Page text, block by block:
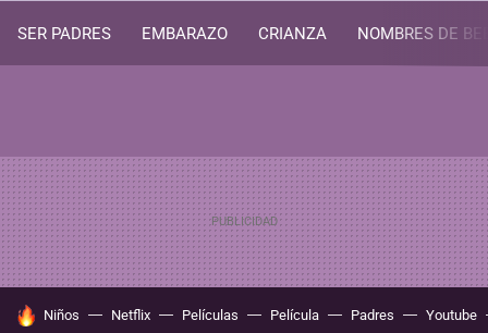
SER PADRES EMBARAZO CRIANZA NOMBRES DE
HOY SE HABLA DE
Niños Netflix Películas Película Padres Youtube